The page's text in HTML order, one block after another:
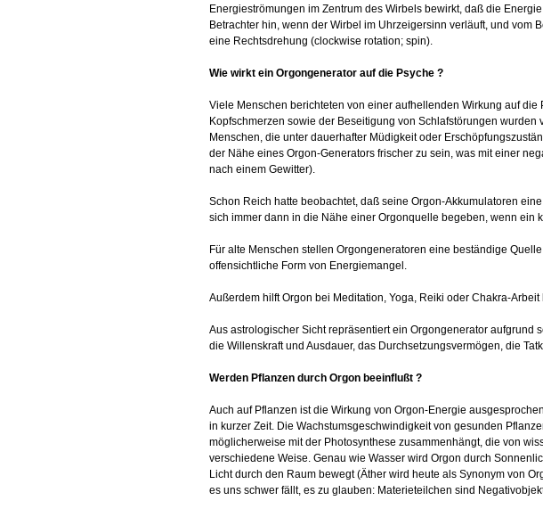
Energieströmungen im Zentrum des Wirbels bewirkt, daß die
Betrachter hin, wenn der Wirbel im Uhrzeigersinn verläuft, und vom
eine Rechtsdrehung (clockwise rotation; spin).
Wie wirkt ein Orgongenerator auf die Psyche ?
Viele Menschen berichteten von einer aufhellenden Wirkung auf
Kopfschmerzen sowie der Beseitigung von Schlafstörungen
Menschen, die unter dauerhafter Müdigkeit oder
der Nähe eines Orgon-Generators frischer zu sein, was mit einer
nach einem Gewitter).
Schon Reich hatte beobachtet, daß seine Orgon-Akkumulatoren
sich immer dann in die Nähe einer Orgonquelle begeben, wenn ein
Für alte Menschen stellen Orgongeneratoren eine beständige
offensichtliche Form von Energiemangel.
Außerdem hilft Orgon bei Meditation, Yoga, Reiki oder Chakra-
Aus astrologischer Sicht repräsentiert ein Orgongenerator aufgrund
die Willenskraft und Ausdauer, das Durchsetzungsvermögen, die
Werden Pflanzen durch Orgon beeinflußt ?
Auch auf Pflanzen ist die Wirkung von Orgon-Energie
in kurzer Zeit. Die Wachstumsgeschwindigkeit von gesunden
möglicherweise mit der Photosynthese zusammenhängt, die von
verschiedene Weise. Genau wie Wasser wird Orgon durch
Licht durch den Raum bewegt (Äther wird heute als Synonym von
es uns schwer fällt, es zu glauben: Materieteilchen sind